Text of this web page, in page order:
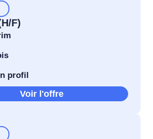
F)
profil
Voir l'offre